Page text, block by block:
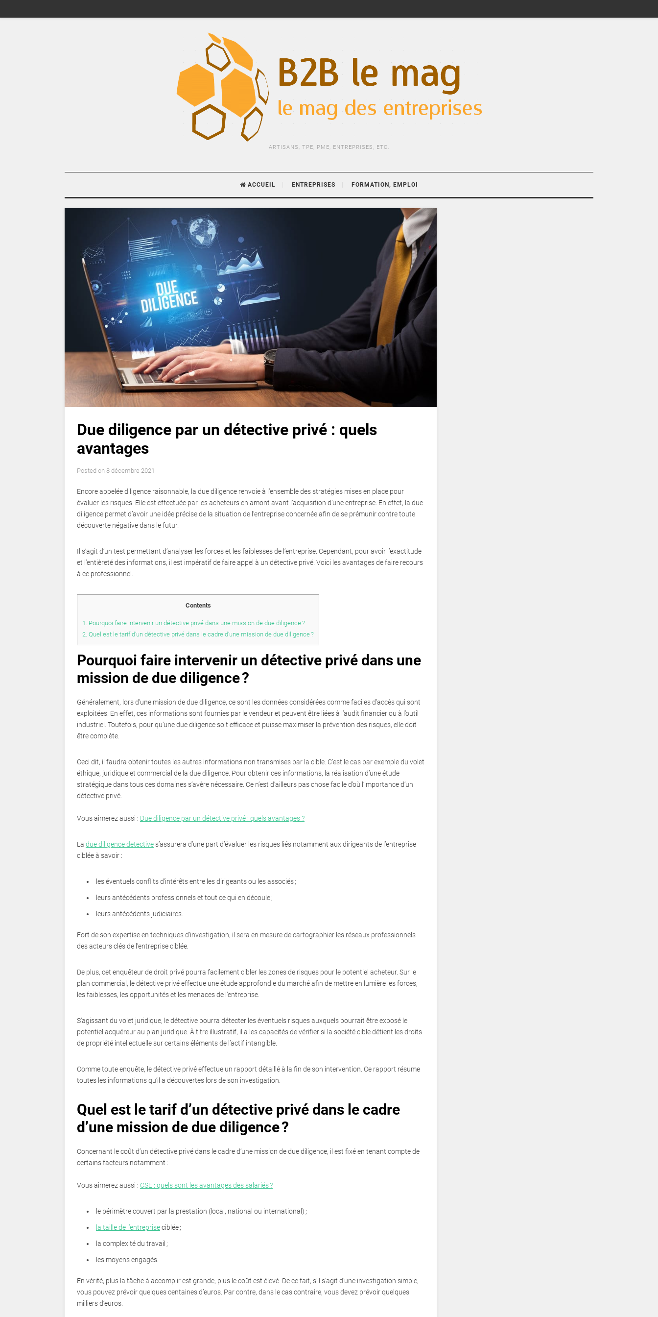
ARTISANS, TPE, PME, ENTREPRISES, ETC.
ACCUEIL ENTREPRISES FORMATION, EMPLOI
Due diligence par un détective privé : quels
avantages
Posted on 8 décembre 2021
Encore appelée diligence raisonnable, la due diligence renvoie à l’ensemble des stratégies mises en place pour
évaluer les risques. Elle est effectuée par les acheteurs en amont avant l’acquisition d’une entreprise. En effet, la due
diligence permet d’avoir une idée précise de la situation de l’entreprise concernée afin de se prémunir contre toute
découverte négative dans le futur.
Il s’agit d’un test permettant d’analyser les forces et les faiblesses de l’entreprise. Cependant, pour avoir l’exactitude
et l’entièreté des informations, il est impératif de faire appel à un détective privé. Voici les avantages de faire recours
à ce professionnel.
Contents
1. Pourquoi faire intervenir un détective privé dans une mission de due diligence ?
2. Quel est le tarif d’un détective privé dans le cadre d’une mission de due diligence ?
Pourquoi faire intervenir un détective privé dans une
mission de due diligence ?
Généralement, lors d’une mission de due diligence, ce sont les données considérées comme faciles d’accès qui sont
exploitées. En effet, ces informations sont fournies par le vendeur et peuvent être liées à l’audit financier ou à l’outil
industriel. Toutefois, pour qu’une due diligence soit efficace et puisse maximiser la prévention des risques, elle doit
être complète.
Ceci dit, il faudra obtenir toutes les autres informations non transmises par la cible. C’est le cas par exemple du volet
éthique, juridique et commercial de la due diligence. Pour obtenir ces informations, la réalisation d’une étude
stratégique dans tous ces domaines s’avère nécessaire. Ce n’est d’ailleurs pas chose facile d’où l’importance d’un
détective privé.
Vous aimerez aussi : Due diligence par un détective privé : quels avantages ?
La due diligence detective s’assurera d’une part d’évaluer les risques liés notamment aux dirigeants de l’entreprise
ciblée à savoir :
les éventuels conflits d’intérêts entre les dirigeants ou les associés ;
leurs antécédents professionnels et tout ce qui en découle ;
leurs antécédents judiciaires.
Fort de son expertise en techniques d’investigation, il sera en mesure de cartographier les réseaux professionnels
des acteurs clés de l’entreprise ciblée.
De plus, cet enquêteur de droit privé pourra facilement cibler les zones de risques pour le potentiel acheteur. Sur le
plan commercial, le détective privé effectue une étude approfondie du marché afin de mettre en lumière les forces,
les faiblesses, les opportunités et les menaces de l’entreprise.
S’agissant du volet juridique, le détective pourra détecter les éventuels risques auxquels pourrait être exposé le
potentiel acquéreur au plan juridique. À titre illustratif, il a les capacités de vérifier si la société cible détient les droits
de propriété intellectuelle sur certains éléments de l’actif intangible.
Comme toute enquête, le détective privé effectue un rapport détaillé à la fin de son intervention. Ce rapport résume
toutes les informations qu’il a découvertes lors de son investigation.
Quel est le tarif d’un détective privé dans le cadre
d’une mission de due diligence ?
Concernant le coût d’un détective privé dans le cadre d’une mission de due diligence, il est fixé en tenant compte de
certains facteurs notamment :
Vous aimerez aussi : CSE : quels sont les avantages des salariés ?
le périmètre couvert par la prestation (local, national ou international) ;
la taille de l’entrepriseciblée ;
la complexité du travail ;
les moyens engagés.
En vérité, plus la tâche à accomplir est grande, plus le coût est élevé. De ce fait, s’il s’agit d’une investigation simple,
vous pouvez prévoir quelques centaines d’euros. Par contre, dans le cas contraire, vous devez prévoir quelques
milliers d’euros.